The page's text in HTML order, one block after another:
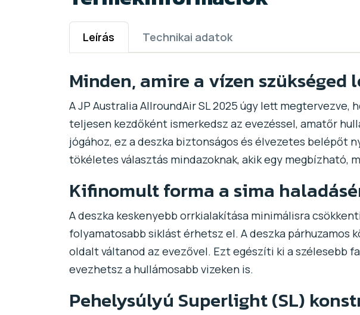
Leírás Technikai adatok
Minden, amire a vízen szükséged
A JP Australia AllroundAir SL 2025 úgy lett
teljesen kezdőként ismerkedsz az evezéssel, amatőr
jógához, ez a deszka biztonságos és élvezetes belépőt
tökéletes választás mindazoknak, akik egy
Kifinomult forma a sima
A deszka keskenyebb orrkialakítása minimálisra
folyamatosabb siklást érhetsz el. A deszka
oldalt váltanod az evezővel. Ezt egészíti ki a szélesebb
evezhetsz a hullámosabb vizeken is.
Pehelysúlyú Superlight (SL)